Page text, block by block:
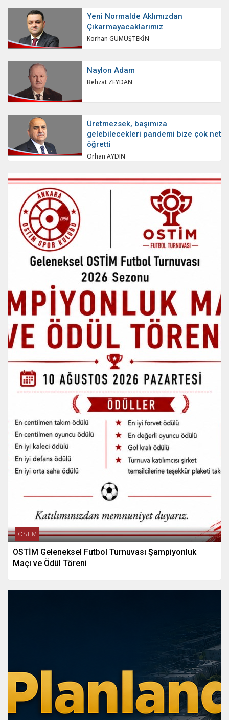
Yeni Normalde Aklımızdan
Çıkarmayacaklarımız
Korhan GÜMÜŞTEKİN
Naylon Adam
Behzat ZEYDAN
Üretmezsek, başımıza
gelebilecekleri pandemi bize çok net
öğretti
Orhan AYDIN
OSTİM
OSTİM Geleneksel Futbol Turnuvası Şampiyonluk
Maçı ve Ödül Töreni